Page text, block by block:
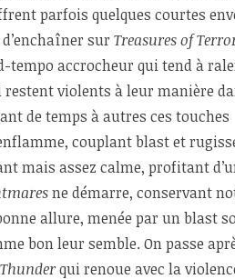
parfois quelques courtes
sur Treasures of
tempo accrocheur qui tend à
violents à leur manière
de temps à autres ces touches
couplant blast et
mais assez calme, profitant
ne démarre, conservant
allure, menée par un blast
bon leur semble. On passe
qui renoue avec la